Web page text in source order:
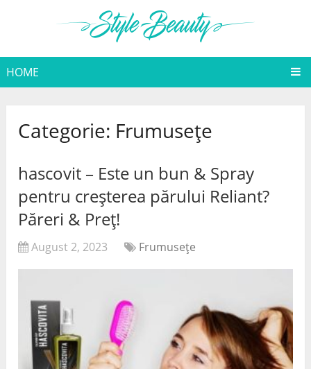
HOME
Categorie: Frumuseţe
hascovit – Este un bun & Spray
pentru creșterea părului Reliant?
Păreri & Preț!
August 2, 2023 Frumuseţe